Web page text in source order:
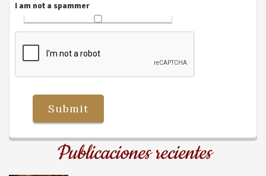
I am not a spammer
Publicaciones recientes